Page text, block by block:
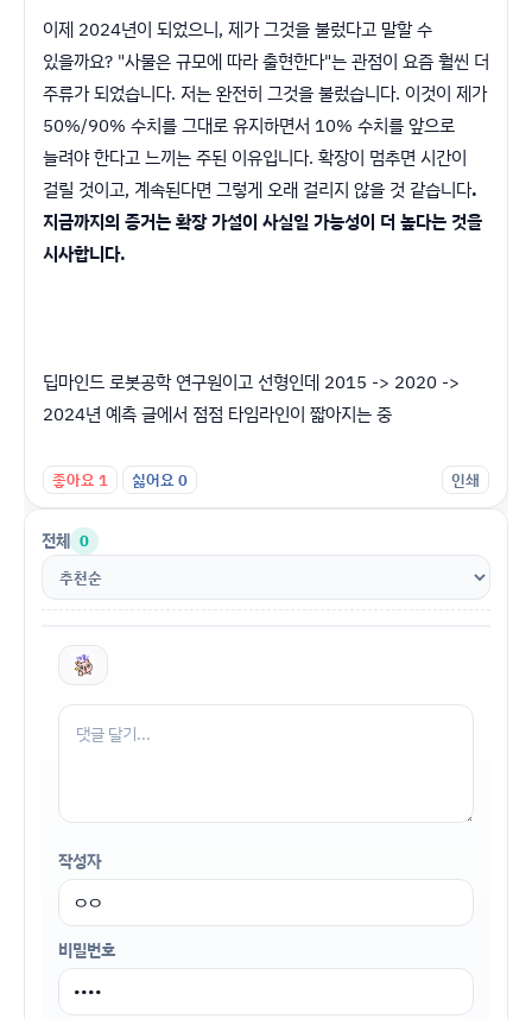
이제 2024년이 되었으니, 제가 그것을 불렀다고 말할 수
있을까요? "사물은 규모에 따라 출현한다"는 관점이 요즘 훨씬 더
주류가 되었습니다. 저는 완전히 그것을 불렀습니다. 이것이 제가
50%/90% 수치를 그대로 유지하면서 10% 수치를 앞으로
늘려야 한다고 느끼는 주된 이유입니다. 확장이 멈추면 시간이
걸릴 것이고, 계속된다면 그렇게 오래 걸리지 않을 것 같습니다.
지금까지의 증거는 확장 가설이 사실일 가능성이 더 높다는 것을
시사합니다.
딥마인드 로봇공학 연구원이고 선형인데 2015 -> 2020 ->
2024년 예측 글에서 점점 타임라인이 짧아지는 중
좋아요 1 싫어요 0 인쇄
전체 0
작성자
비밀번호